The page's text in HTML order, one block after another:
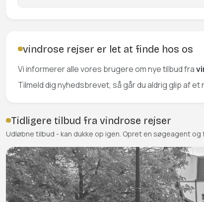
vindrose rejser er let at finde hos os
Vi informerer alle vores brugere om nye tilbud fra
Tilmeld dig nyhedsbrevet, så går du aldrig glip af
Tidligere tilbud fra vindrose rejser
Udløbne tilbud - kan dukke op igen. Opret en søgeagent og